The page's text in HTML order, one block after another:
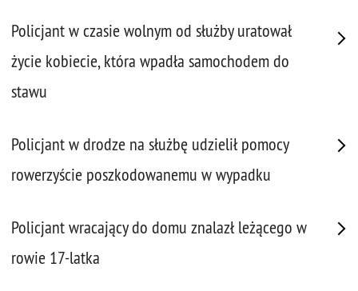
Policjant w czasie wolnym od służby uratował
życie kobiecie, która wpadła samochodem do
stawu
Policjant w drodze na służbę udzielił pomocy
rowerzyście poszkodowanemu w wypadku
Policjant wracający do domu znalazł leżącego w
rowie 17-latka